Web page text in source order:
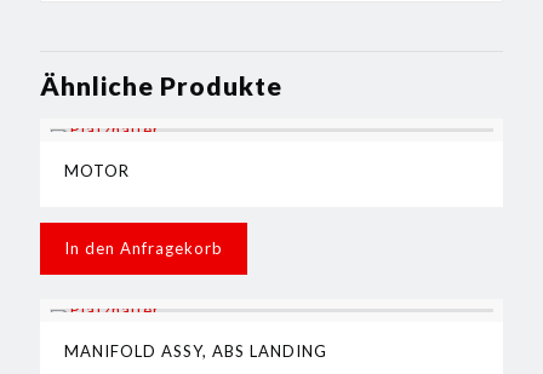
Ähnliche Produkte
MOTOR
In den Anfragekorb
MANIFOLD ASSY, ABS LANDING